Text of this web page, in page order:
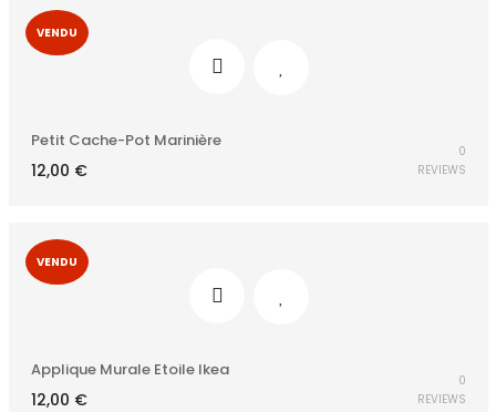
VENDU
Petit Cache-Pot Marinière
12,00 €
0
REVIEWS
VENDU
Applique Murale Etoile Ikea
12,00 €
0
REVIEWS